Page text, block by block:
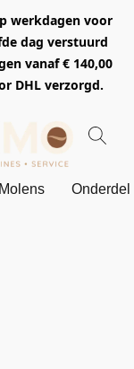
werkdagen voor
dag verstuurd
vanaf € 140,00
DHL verzorgd.
Molens